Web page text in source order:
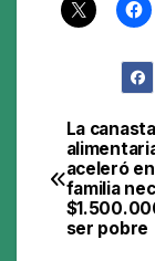
de
La
aceleró
familia
ser pobre